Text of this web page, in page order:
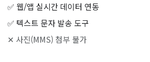
✅ 웹/앱 실시간 데이터 연동
✅ 텍스트 문자 발송 도구
✕ 사진(MMS) 첨부 불가